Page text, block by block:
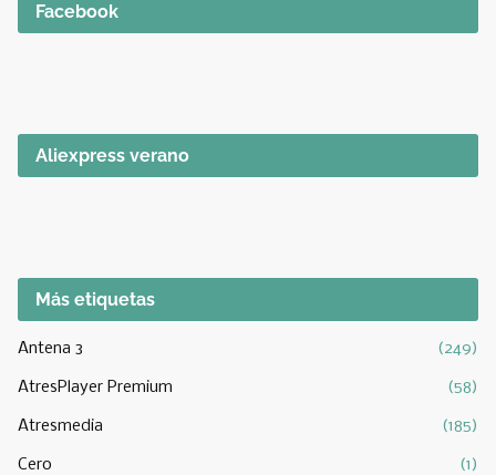
Facebook
Aliexpress verano
Más etiquetas
Antena 3 (249)
AtresPlayer Premium (58)
Atresmedia (185)
Cero (1)